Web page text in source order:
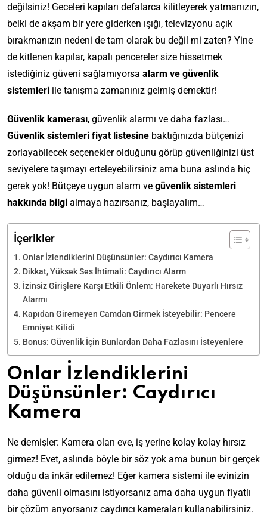
değilsiniz! Geceleri kapıları defalarca kilitleyerek yatmanızın,
belki de akşam bir yere giderken ışığı, televizyonu açık
bırakmanızın nedeni de tam olarak bu değil mi zaten? Yine
de kitlenen kapılar, kapalı pencereler size hissetmek
istediğiniz güveni sağlamıyorsa alarm ve güvenlik
sistemleri ile tanışma zamanınız gelmiş demektir!
Güvenlik kamerası, güvenlik alarmı ve daha fazlası…
Güvenlik sistemleri fiyat listesine baktığınızda bütçenizi
zorlayabilecek seçenekler olduğunu görüp güvenliğinizi üst
seviyelere taşımayı erteleyebilirsiniz ama buna aslında hiç
gerek yok! Bütçeye uygun alarm ve güvenlik sistemleri
hakkında bilgi almaya hazırsanız, başlayalım…
İçerikler
Onlar İzlendiklerini Düşünsünler: Caydırıcı Kamera
Dikkat, Yüksek Ses İhtimali: Caydırıcı Alarm
İzinsiz Girişlere Karşı Etkili Önlem: Harekete Duyarlı Hırsız
Alarmı
Kapıdan Giremeyen Camdan Girmek İsteyebilir: Pencere
Emniyet Kilidi
Bonus: Güvenlik İçin Bunlardan Daha Fazlasını İsteyenlere
Onlar İzlendiklerini
Düşünsünler: Caydırıcı
Kamera
Ne demişler: Kamera olan eve, iş yerine kolay kolay hırsız
girmez! Evet, aslında böyle bir söz yok ama bunun bir gerçek
olduğu da inkâr edilemez! Eğer kamera sistemi ile evinizin
daha güvenli olmasını istiyorsanız ama daha uygun fiyatlı
bir çözüm arıyorsanız caydırıcı kameraları kullanabilirsiniz.